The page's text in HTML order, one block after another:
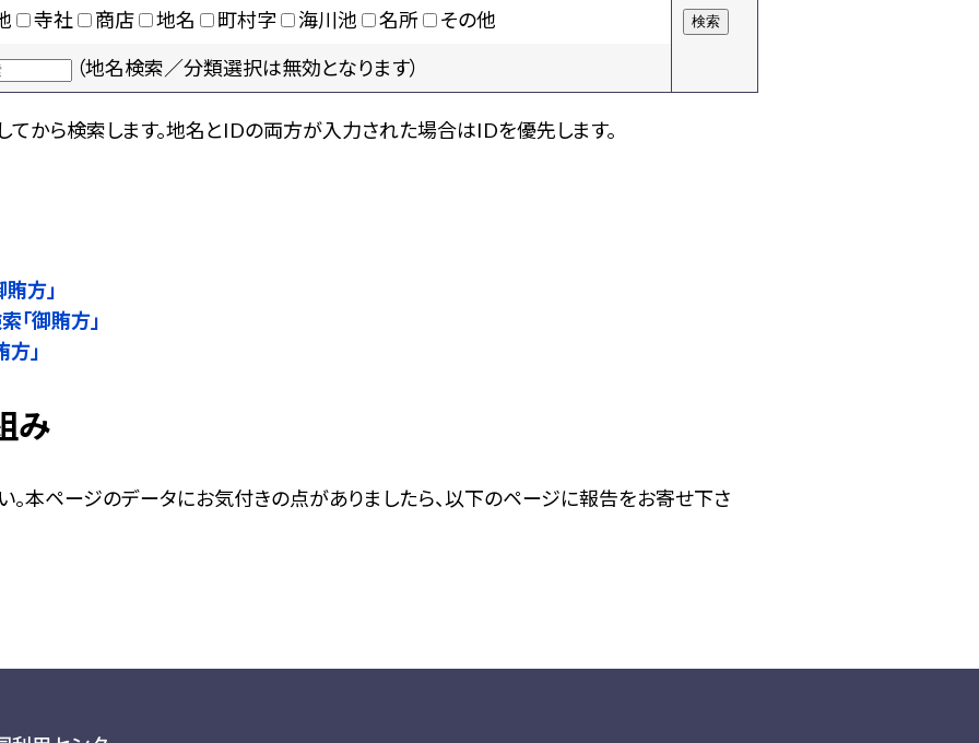
寺社 商店 地名 町村字 海川池 名所
その他
（地名検索／分類選択は無効となります）
から検索します。地名とIDの両方が入力された場合はIDを優先します。
方」
「御賄方」
」
み
本ページのデータにお気付きの点がありましたら、以下のページに報告をお寄せ下さ